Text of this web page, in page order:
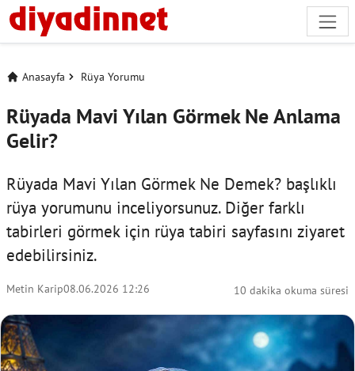
Anasayfa Rüya Yorumu
Rüyada Mavi Yılan Görmek Ne Anlama
Gelir?
Rüyada Mavi Yılan Görmek Ne Demek? başlıklı
rüya yorumunu inceliyorsunuz. Diğer farklı
tabirleri görmek için rüya tabiri sayfasını ziyaret
edebilirsiniz.
Metin Karip08.06.2026 12:26 10 dakika okuma süresi